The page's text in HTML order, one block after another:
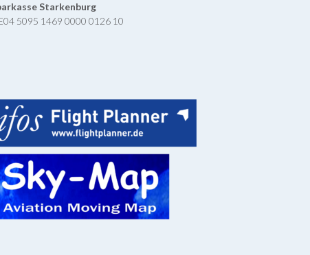
Starkenburg
5095 1469 0000 0126 10